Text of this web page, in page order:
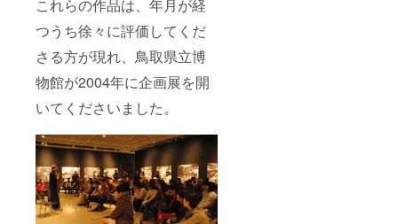
これらの作品は、年月が経
つうち徐々に評価してくだ
さる方が現れ、鳥取県立博
物館が2004年に企画展を開
いてくださいました。